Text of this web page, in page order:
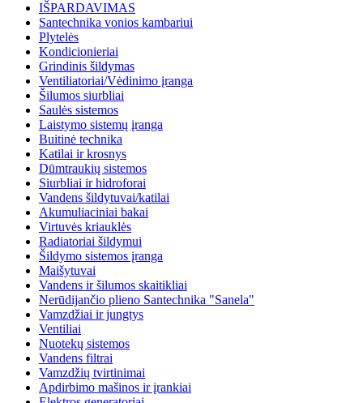
IŠPARDAVIMAS
Santechnika vonios kambariui
Plytelės
Kondicionieriai
Grindinis šildymas
Ventiliatoriai/Vėdinimo įranga
Šilumos siurbliai
Saulės sistemos
Laistymo sistemų įranga
Buitinė technika
Katilai ir krosnys
Dūmtraukių sistemos
Siurbliai ir hidroforai
Vandens šildytuvai/katilai
Akumuliaciniai bakai
Virtuvės kriauklės
Radiatoriai šildymui
Šildymo sistemos įranga
Maišytuvai
Vandens ir šilumos skaitikliai
Nerūdijančio plieno Santechnika "Sanela"
Vamzdžiai ir jungtys
Ventiliai
Nuotekų sistemos
Vandens filtrai
Vamzdžių tvirtinimai
Apdirbimo mašinos ir įrankiai